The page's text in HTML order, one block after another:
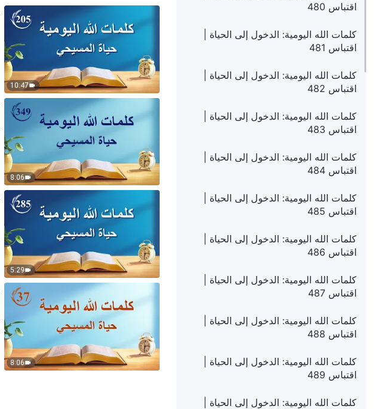
اقتباس 480
كلمات الله اليومية: الدخول إلى الحياة |
اقتباس 481
كلمات الله اليومية: الدخول إلى الحياة |
اقتباس 482
كلمات الله اليومية: الدخول إلى الحياة |
اقتباس 483
كلمات الله اليومية: الدخول إلى الحياة |
اقتباس 484
كلمات الله اليومية: الدخول إلى الحياة |
اقتباس 485
كلمات الله اليومية: الدخول إلى الحياة |
اقتباس 486
كلمات الله اليومية: الدخول إلى الحياة |
اقتباس 487
كلمات الله اليومية: الدخول إلى الحياة |
اقتباس 488
كلمات الله اليومية: الدخول إلى الحياة |
اقتباس 489
كلمات الله اليومية: الدخول إلى الحياة |
10:47
8:06
5:29
8:06